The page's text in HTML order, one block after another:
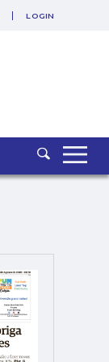
SAIR
LOGIN